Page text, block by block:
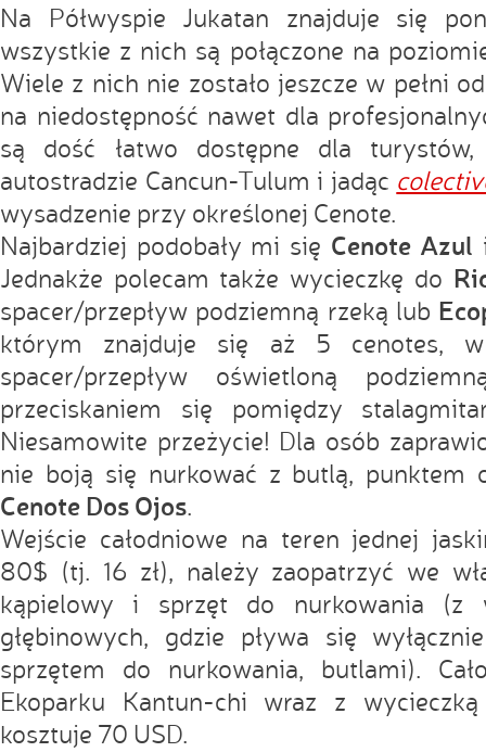
Na Półwyspie Jukatan znajduje się
wszystkie z nich są połączone na
Wiele z nich nie zostało jeszcze w pełni
na niedostępność nawet dla
są dość łatwo dostępne dla
autostradzie Cancun-Tulum i jadąc
wysadzenie przy określonej Cenote.
Najbardziej podobały mi się Cenote Azul
Jednakże polecam także wycieczkę do
spacer/przepływ podziemną rzeką lub
którym znajduje się aż 5 cenotes,
spacer/przepływ oświetloną
przeciskaniem się pomiędzy
Niesamowite przeżycie! Dla osób
nie boją się nurkować z butlą, punktem
Cenote Dos Ojos.
Wejście całodniowe na teren jednej
80$ (tj. 16 zł), należy zaopatrzyć we
kąpielowy i sprzęt do nurkowania (z
głębinowych, gdzie pływa się
sprzętem do nurkowania, butlami).
Ekoparku Kantun-chi wraz z
kosztuje 70 USD.